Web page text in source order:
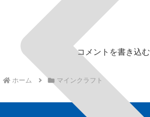
コメントを書き込む
ホーム マインクラフト